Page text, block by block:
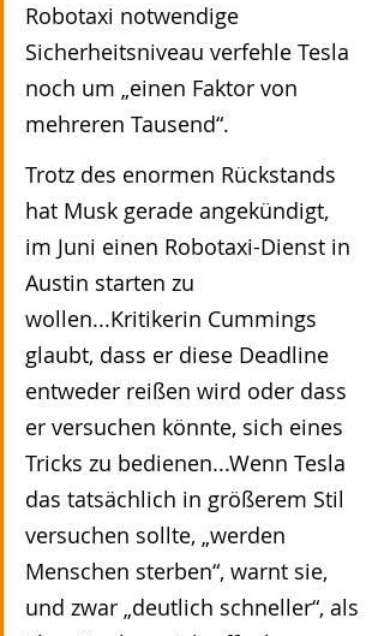
Robotaxi notwendige
Sicherheitsniveau verfehle Tesla
noch um „einen Faktor von
mehreren Tausend“.
Trotz des enormen Rückstands
hat Musk gerade angekündigt,
im Juni einen Robotaxi-Dienst in
Austin starten zu
wollen...Kritikerin Cummings
glaubt, dass er diese Deadline
entweder reißen wird oder dass
er versuchen könnte, sich eines
Tricks zu bedienen...Wenn Tesla
das tatsächlich in größerem Stil
versuchen sollte, „werden
Menschen sterben“, warnt sie,
und zwar „deutlich schneller“, als